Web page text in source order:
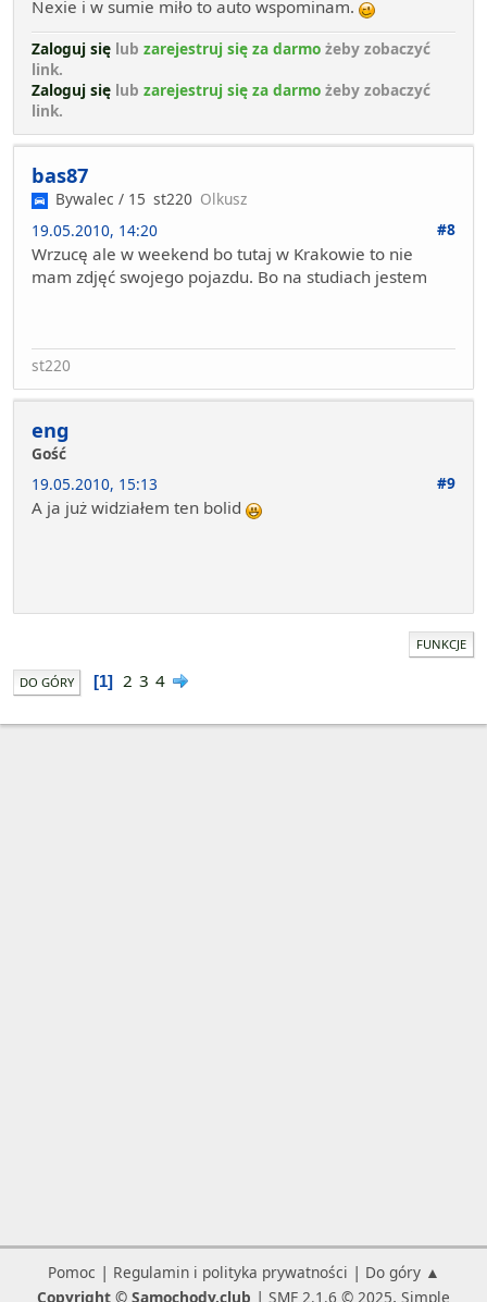
Nexie i w sumie miło to auto wspominam.
Zaloguj się lub zarejestruj się za darmo żeby zobaczyć
link.
Zaloguj się lub zarejestruj się za darmo żeby zobaczyć
link.
bas87
Bywalec / 15 st220 Olkusz
19.05.2010, 14:20
#8
Wrzucę ale w weekend bo tutaj w Krakowie to nie
mam zdjęć swojego pojazdu. Bo na studiach jestem
st220
eng
Gość
19.05.2010, 15:13
#9
A ja już widziałem ten bolid
FUNKCJE
DO GÓRY 1 2 3 4
Pomoc | Regulamin i polityka prywatności | Do góry ▲
Copyright © Samochody.club | SMF 2.1.6 © 2025, Simple